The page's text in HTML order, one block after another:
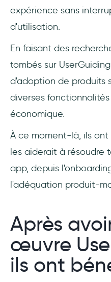
expérience sans
d'utilisation.
En faisant des
tombés sur
d'adoption de produits
diverses
économique.
À ce moment-là, ils
les aiderait à résoudre
app, depuis
l'adéquation produit-
Après
œuvre
ils ont